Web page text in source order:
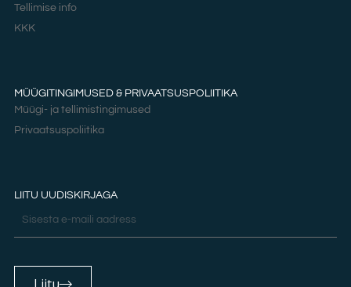
Tellimise info
KKK
MÜÜGITINGIMUSED & PRIVAATSUSPOLIITIKA
Müügi- ja tellimistingimused
Privaatsuspoliitika
LIITU UUDISKIRJAGA
Email